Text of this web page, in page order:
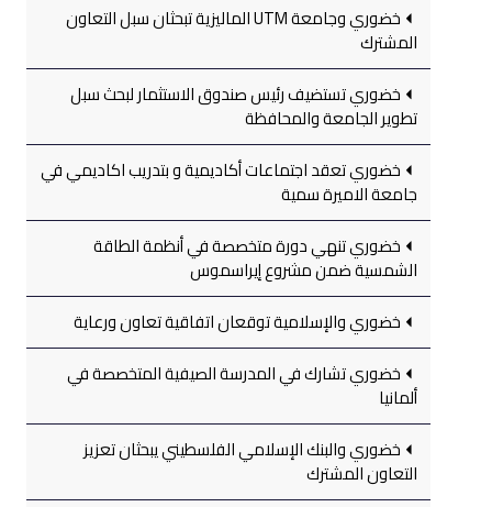
خضوري وجامعة UTM الماليزية تبحثان سبل التعاون
المشترك
خضوري تستضيف رئيس صندوق الاستثمار لبحث سبل
تطوير الجامعة والمحافظة
خضوري تعقد اجتماعات أكاديمية و بتدريب اكاديمي في
جامعة الاميرة سمية
خضوري تنهي دورة متخصصة في أنظمة الطاقة
الشمسية ضمن مشروع إيراسموس
خضوري والإسلامية توقعان اتفاقية تعاون ورعاية
خضوري تشارك في المدرسة الصيفية المتخصصة في
ألمانيا
خضوري والبنك الإسلامي الفلسطيني يبحثان تعزيز
التعاون المشترك